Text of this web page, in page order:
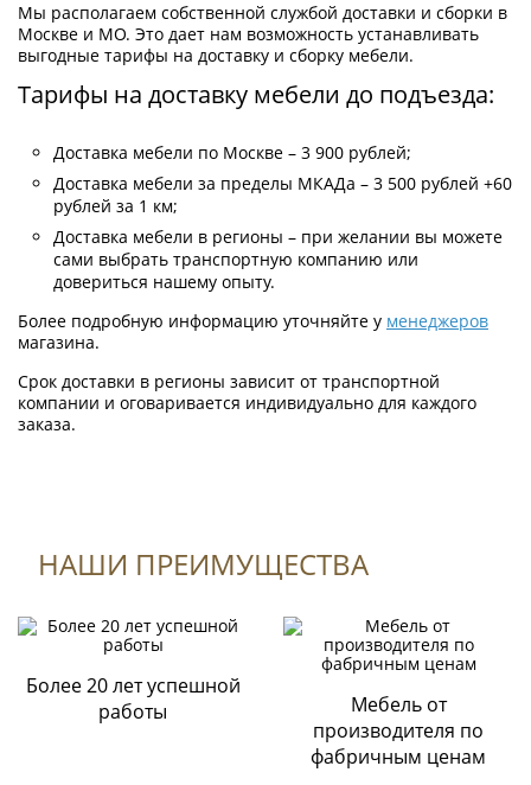
Мы располагаем собственной службой доставки и сборки в
Москве и МО. Это дает нам возможность устанавливать
выгодные тарифы на доставку и сборку мебели.
Тарифы на доставку мебели до подъезда:
Доставка мебели по Москве – 3 900 рублей;
Доставка мебели за пределы МКАДа – 3 500 рублей +60
рублей за 1 км;
Доставка мебели в регионы – при желании вы можете
сами выбрать транспортную компанию или
довериться нашему опыту.
Более подробную информацию уточняйте у менеджеров
магазина.
Срок доставки в регионы зависит от транспортной
компании и оговаривается индивидуально для каждого
заказа.
Формы оплаты
Оплата по QR-коду
Быстрая и выгодная оплата товара на сайте или через
мобильное приложение Вашего банка;
Оплата картами
Visa, Mastercard, Сбербанк и т.д.
Через терминал магазина «Стильная мебель»;
К данному товару нет отзывов.
Поделитесь вашим мнением
НАШИ ПРЕИМУЩЕСТВА
Более 20 лет успешной
работы
Мебель от
производителя по
фабричным ценам